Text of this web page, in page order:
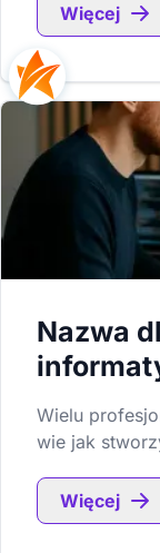
Więcej
Nazwa
Wielu
wie jak
Więcej